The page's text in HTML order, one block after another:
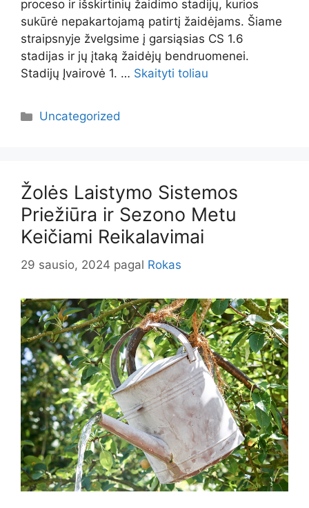
proceso ir išskirtinių žaidimo stadijų, kurios
sukūrė nepakartojamą patirtį žaidėjams. Šiame
straipsnyje žvelgsime į garsiąsias CS 1.6
stadijas ir jų įtaką žaidėjų bendruomenei.
Stadijų Įvairovė 1. … Skaityti toliau
Kategorijos
Uncategorized
Žolės Laistymo Sistemos
Priežiūra ir Sezono Metu
Keičiami Reikalavimai
29 sausio, 2024 pagal Rokas